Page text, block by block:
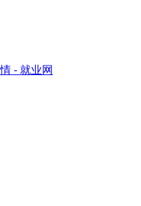
- 就业网